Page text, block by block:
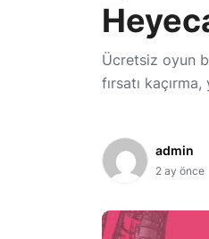
Ücretsiz oyun
fırsatı
admin
2 ay önce